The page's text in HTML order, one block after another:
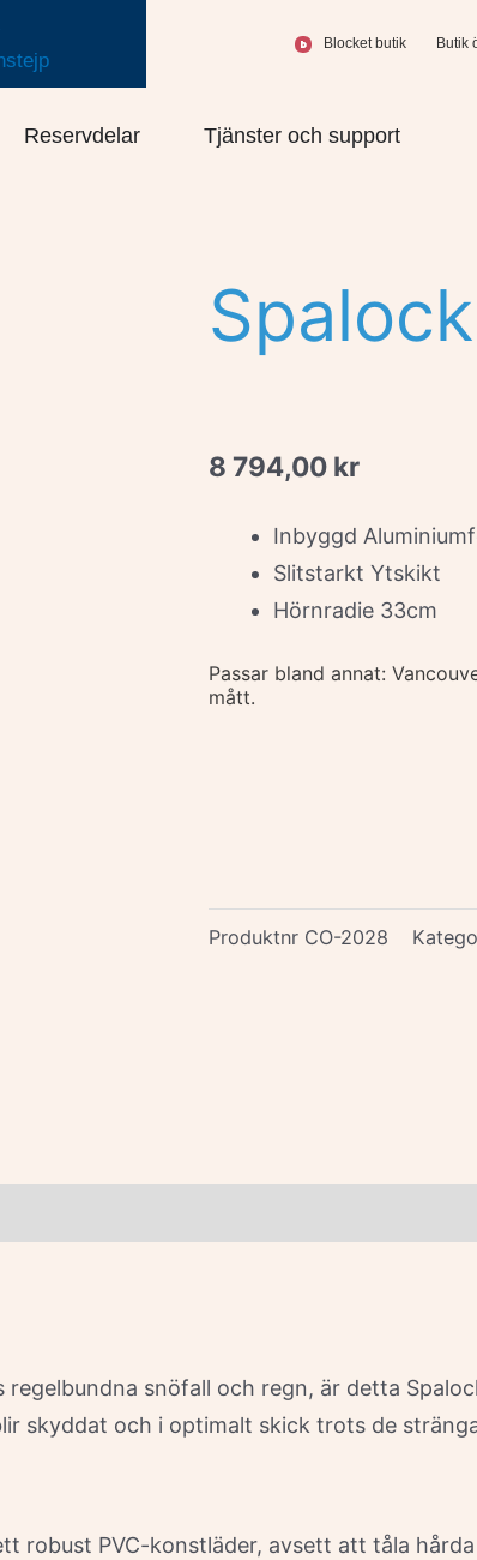
Blocket butik Butik
Spabad
Reservdelar Öppna Reservdelar
Tjänster och support Öppna
8 794,00 kr
Inbyggd
Slitstarkt Ytskikt
Hörnradie 33cm
Passar bland annat:
mått.
Produktnr CO-2028
snöfall och regn, är detta
skyddat och i optimalt skick trots de
robust PVC-konstläder, avsett att tåla